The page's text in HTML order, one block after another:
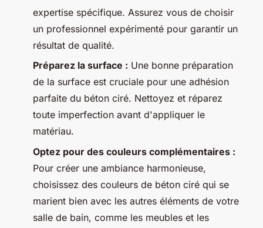
expertise spécifique. Assurez vous de choisir
un professionnel expérimenté pour garantir un
résultat de qualité.
Préparez la surface : Une bonne préparation
de la surface est cruciale pour une adhésion
parfaite du béton ciré. Nettoyez et réparez
toute imperfection avant d'appliquer le
matériau.
Optez pour des couleurs complémentaires :
Pour créer une ambiance harmonieuse,
choisissez des couleurs de béton ciré qui se
marient bien avec les autres éléments de votre
salle de bain, comme les meubles et les